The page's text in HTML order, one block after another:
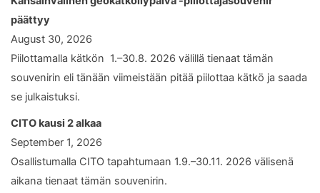
päättyy
August 30, 2026
Piilottamalla kätkön 1.–30.8. 2026 välillä tienaat tämän
souvenirin eli tänään viimeistään pitää piilottaa kätkö ja saada
se julkaistuksi.
CITO kausi 2 alkaa
September 1, 2026
Osallistumalla CITO tapahtumaan 1.9.–30.11. 2026 välisenä
aikana tienaat tämän souvenirin.